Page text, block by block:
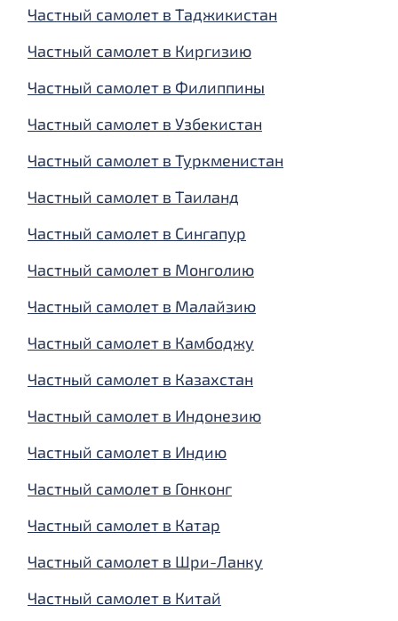
Частный самолет в Таджикистан
Частный самолет в Киргизию
Частный самолет в Филиппины
Частный самолет в Узбекистан
Частный самолет в Туркменистан
Частный самолет в Таиланд
Частный самолет в Сингапур
Частный самолет в Монголию
Частный самолет в Малайзию
Частный самолет в Камбоджу
Частный самолет в Казахстан
Частный самолет в Индонезию
Частный самолет в Индию
Частный самолет в Гонконг
Частный самолет в Катар
Частный самолет в Шри-Ланку
Частный самолет в Китай